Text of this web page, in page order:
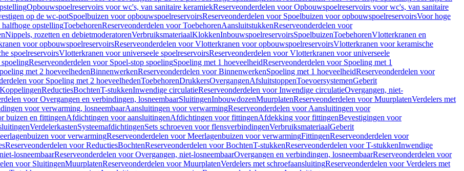
Opbouwspoelreservoirs voor wc's, van sanitaire keramiekReserveonderdelen voor Opbouwspoelreservoirs voor wc's, van sanitaire
op de wc-potSpoelbuizen voor opbouwspoelreservoirsReserveonderdelen voor Spoelbuizen voor opbouwspoelreservoirsVoor hoge
halfhoge opstellingToebehorenReserveonderdelen voor ToebehorenAansluitstukkenReserveonderdelen voor
Nippels, rozetten en debietmoderatorenVerbruiksmateriaalKlokkenInbouwspoelreservoirsSpoelbuizenToebehorenVlotterkranen en
voor opbouwspoelreservoirsReserveonderdelen voor Vlotterkranen voor opbouwspoelreservoirsVlotterkranen voor keramische
spoelreservoirsVlotterkranen voor universeele spoelreservoirsReserveonderdelen voor Vlotterkranen voor universeele
spoelingReserveonderdelen voor Spoel-stop spoelingSpoeling met 1 hoeveelheidReserveonderdelen voor Spoeling met 1
met 2 hoeveelhedenBinnenwerkenReserveonderdelen voor BinnenwerkenSpoeling met 1 hoeveelheidReserveonderdelen voor
voor Spoeling met 2 hoeveelhedenToebehorenDrukkersOvergangenAfsluitstoppenToevoersystemenGeberit
KoppelingenReductiesBochtenT-stukkenInwendige circulatieReserveonderdelen voor Inwendige circulatieOvergangen, niet-
voor Overgangen en verbindingen, losneembaarSluitingenInbouwdozenMuurplatenReserveonderdelen voor MuurplatenVerdelers met
voor verwarming, losneembaarAansluitingen voor verwarmingReserveonderdelen voor Aansluitingen voor
buizen en fittingenAfdichtingen voor aansluitingenAfdichtingen voor fittingenAfdekking voor fittingenBevestigingen voor
VerdelerkastenSysteemafdichtingenSets schroeven voor flensverbindingenVerbruiksmateriaalGeberit
voor verwarmingReserveonderdelen voor Meerlagenbuizen voor verwarmingFittingenReserveonderdelen voor
Reserveonderdelen voor ReductiesBochtenReserveonderdelen voor BochtenT-stukkenReserveonderdelen voor T-stukkenInwendige
losneembaarReserveonderdelen voor Overgangen, niet-losneembaarOvergangen en verbindingen, losneembaarReserveonderdelen voor
voor SluitingenMuurplatenReserveonderdelen voor MuurplatenVerdelers met schroefaansluitingReserveonderdelen voor Verdelers met